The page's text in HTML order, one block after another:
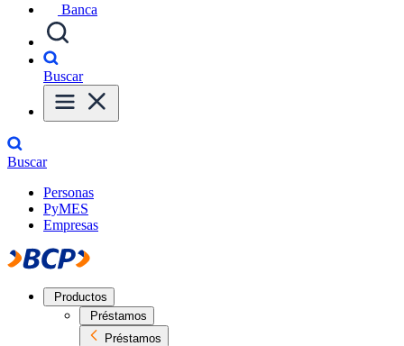
Banca
Buscar
Buscar
Personas
PyMES
Empresas
Productos
Préstamos
Préstamos